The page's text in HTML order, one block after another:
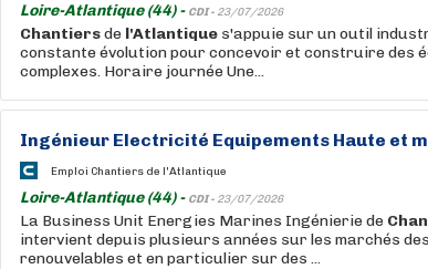
Loire-Atlantique (44) - CDI - 23/07/2026
Chantiersde l'Atlantique s'appuie sur un outil
constante évolution pour concevoir et construire des
complexes. Horaire journée Une...
Ingénieur Electricité Equipements Haute et
Emploi Chantiers de l'Atlantique
Loire-Atlantique (44) - CDI - 23/07/2026
La Business Unit Energies Marines Ingénierie de
intervient depuis plusieurs années sur les marchés
renouvelables et en particulier sur des ...